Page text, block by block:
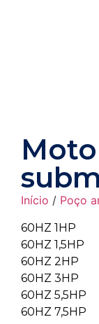
Início / Poço
60HZ 1HP
60HZ 1,5HP
60HZ 2HP
60HZ 3HP
60HZ 5,5HP
60HZ 7,5HP